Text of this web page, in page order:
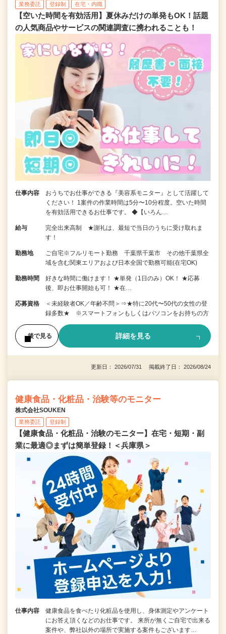
業務委託 登録制 在宅・内職
【空いた時間を有効活用】夏休みだけの単発もOK！話題
の人気商品やサービスの関連調査に携われることも！
仕事内容
おうちでお仕事ができる『美容系モニター』として活躍して
ください！ 1案件の作業時間は5分〜10分程度。空いた時間
を有効活用できるお仕事です。 ◆【いろん…
給与
完全出来高制 ★謝礼は、最短で当日のうちに受け取れま
す！
勤務地
ご自宅※フルリモート勤務 千葉県千葉市 その他千葉県全
域を含む関東エリアおよび日本全国で勤務可能(在宅OK)
勤務時間
好きな時間に働けます！ ★単発（1日のみ）OK！ ★応募
後、即お仕事開始も可！ ★在…
応募資格
＜未経験者OK／年齢不問＞⇒★特に20代〜50代の女性の登
録多数★ ※スマートフォンもしくはパソコンをお持ちの方
後で見る 詳細を見る
更新日： 2026/07/31 掲載終了日： 2026/08/24
健康食品・化粧品・治験等のモニター
株式会社SOUKEN
業務委託 登録制
【健康食品・化粧品・治験のモニター】在宅・短期・副
業に最適◎まずは簡単登録！＜兵庫県＞
仕事内容
健康食品を食べたり化粧品を使用し、身体測定やアンケート
にお答え頂くなどのお仕事です。 来所が無くご自宅で出来る
案件や、弊社以外の場所で実施する案件もございます…